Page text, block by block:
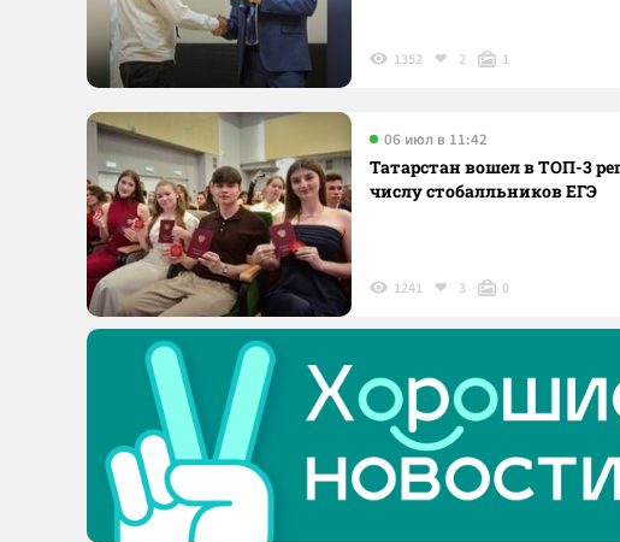
1352 2 1
06 июл в 11:42
Татарстан вошел в ТОП-3
числу стобалльников ЕГЭ
1241 3 0